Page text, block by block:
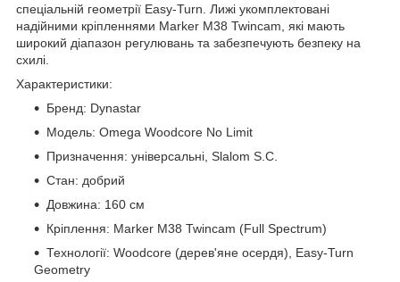
спеціальній геометрії Easy-Turn. Лижі укомплектовані
надійними кріпленнями Marker M38 Twincam, які мають
широкий діапазон регулювань та забезпечують безпеку на
схилі.
Характеристики:
Бренд: Dynastar
Модель: Omega Woodcore No Limit
Призначення: універсальні, Slalom S.C.
Стан: добрий
Довжина: 160 см
Кріплення: Marker M38 Twincam (Full Spectrum)
Технології: Woodcore (дерев'яне осердя), Easy-Turn
Geometry